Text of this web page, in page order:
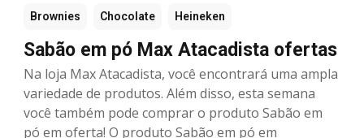
Brownies Chocolate Heineken
Sabão em pó Max Atacadista ofertas
Na loja Max Atacadista, você encontrará uma ampla
variedade de produtos. Além disso, esta semana
você também pode comprar o produto Sabão em
pó em oferta! O produto Sabão em pó em